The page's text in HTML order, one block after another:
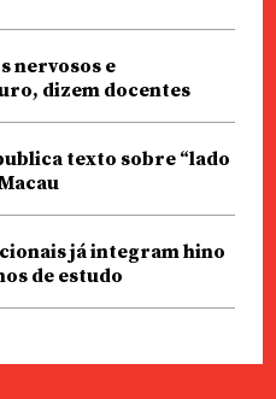
nervosos e
dizem docentes
texto sobre “lado
já integram hino
de estudo